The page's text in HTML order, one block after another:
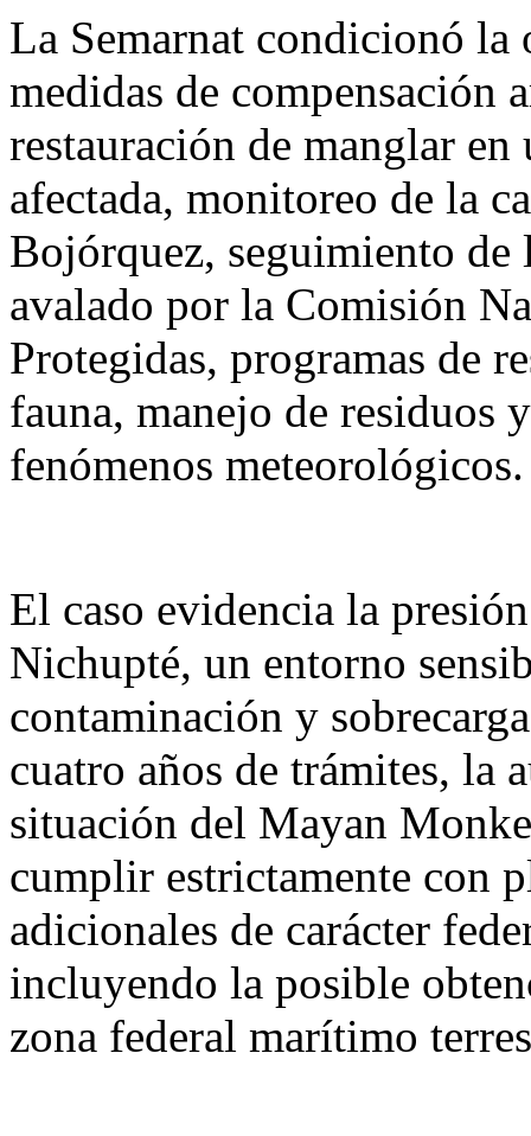
La Semarnat condicionó la
medidas de compensación
restauración de manglar
afectada, monitoreo de la
Bojórquez, seguimiento
avalado por la Comisión
Protegidas, programas de
fauna, manejo de residuos
fenómenos meteorológicos.
El caso evidencia la
Nichupté, un entorno
contaminación y
cuatro años de trámites, la
situación del Mayan
cumplir estrictamente con
adicionales de carácter
incluyendo la posible
zona federal marítimo